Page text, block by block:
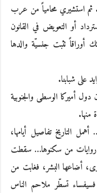
ثم استشيري محامياً من عرب
1948، حول الاسترداد أو التعويض في القانون
أوراقاً تثبت جنسيّة والدها
على شبابنا.
أميركا الوسطى والجنوبية
منها.
التاريخ تفاصيل أيامها،
روايات من سكنوها… سقطت
أضاعها البشر، فغابت من
فسيفساء تسطّر ملاحم الناس